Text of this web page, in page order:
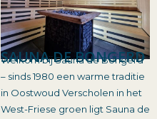
SAUNA DE BONGERD
Welkom bij Sauna de Bongerd
– sinds 1980 een warme traditie
in Oostwoud Verscholen in het
West-Friese groen ligt Sauna de